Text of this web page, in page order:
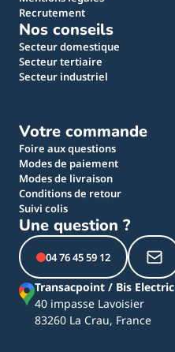
Recrutement
Nos conseils
Secteur domestique
Secteur tertiaire
Secteur industriel
Votre commande
Foire aux questions
Modes de paiement
Modes de livraison
Conditions de retour
Suivi colis
Une question ?
04 76 45 59 12
Transacpoint / Bis Electric
40 impasse Lavoisier
83260 La Crau, France